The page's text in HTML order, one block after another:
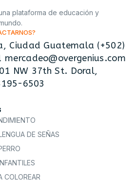
plataforma de educación y
Ciudad Guatemala (+502)
NW 37th St. Doral,
6503
DE SEÑAS
COLOREAR